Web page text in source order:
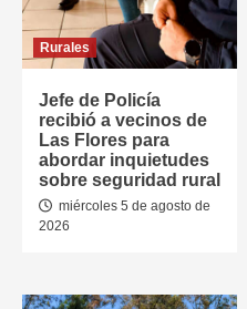
Rurales
Jefe de Policía
recibió a vecinos de
Las Flores para
abordar inquietudes
sobre seguridad rural
miércoles 5 de agosto de
2026